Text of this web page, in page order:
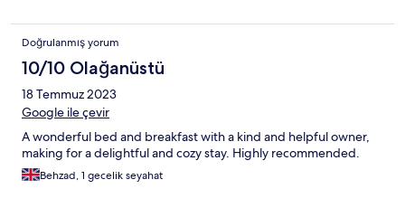
Doğrulanmış yorum
10/10 Olağanüstü
18 Temmuz 2023
Google ile çevir
A wonderful bed and breakfast with a kind and helpful owner,
making for a delightful and cozy stay. Highly recommended.
Behzad, 1 gecelik seyahat